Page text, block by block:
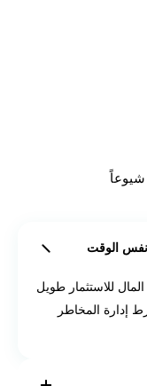
شيوعاً
نفس الوقت
للاستثمار طويل
إدارة المخاطر